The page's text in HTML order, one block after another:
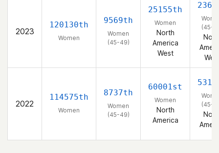
2023
120130th
Women
9569th
Women
(45-49)
25155th
Women
North
America
West
(45-
2022
114575th
Women
8737th
Women
(45-49)
60001st
Women
North
America
(45-